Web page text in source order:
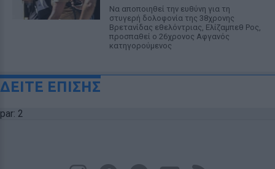
Να αποποιηθεί την ευθύνη για τη
στυγερή δολοφονία της 38χρονης
Βρετανίδας εθελόντριας, Ελίζαμπεθ Ρος,
προσπαθεί ο 26χρονος Αφγανός
κατηγορούμενος
ΔΕΙΤΕ ΕΠΙΣΗΣ
par: 2